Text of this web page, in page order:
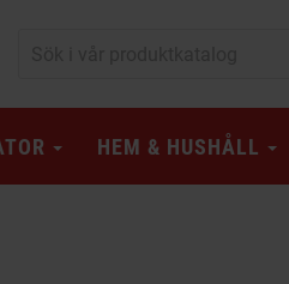
HEM & HUSHÅLL